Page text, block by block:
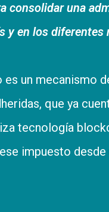
consolidar una
y en los diferentes
es un mecanismo
que ya
tecnología
impuesto